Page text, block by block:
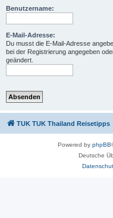
Benutzername:
E-Mail-Adresse:
Du musst die E-Mail-Adresse
bei der Registrierung angegeben
geändert.
TUK TUK Thailand Reisetipps
Powered by phpBB
Deutsche